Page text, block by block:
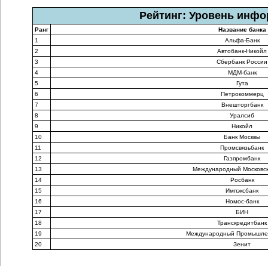
Рейтинг: Уровень
Ранг
Название банка
1
Альфа-Банк
2
Автобанк-Никойл
3
Сбербанк России
4
МДМ-банк
5
Гута
6
Петрокоммерц
7
Внешторгбанк
8
Уралсиб
9
Никойл
10
Банк Москвы
11
Промсвязьбанк
12
Газпромбанк
13
Международный
14
Росбанк
15
Импэксбанк
16
Номос-банк
17
БИН
18
Транскредитбанк
19
Международный
20
Зенит